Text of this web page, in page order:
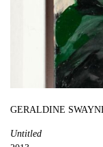
GERALDINE
Untitled